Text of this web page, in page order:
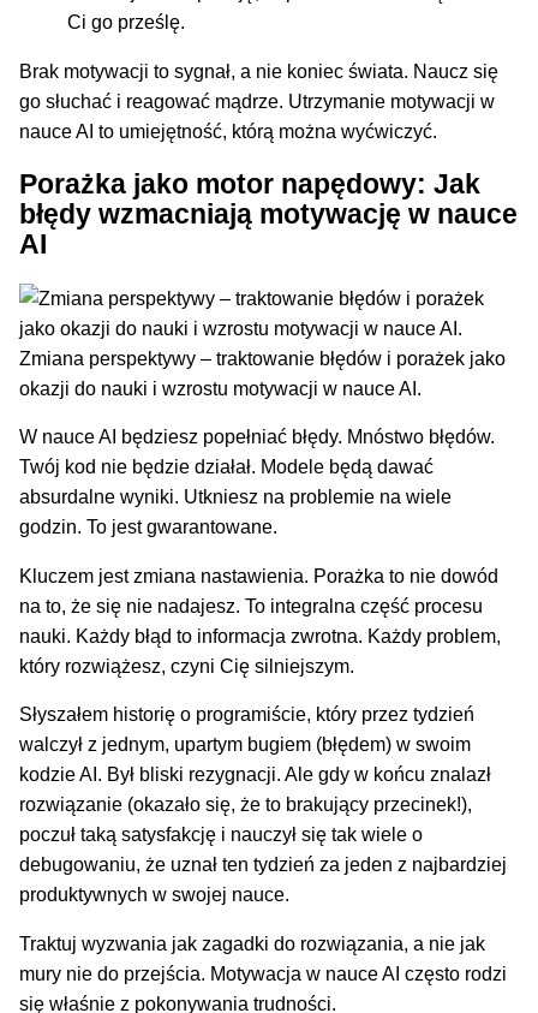
Ci go prześlę.
Brak motywacji to sygnał, a nie koniec świata. Naucz się
go słuchać i reagować mądrze. Utrzymanie motywacji w
nauce AI to umiejętność, którą można wyćwiczyć.
Porażka jako motor napędowy: Jak
błędy wzmacniają motywację w nauce
AI
Zmiana perspektywy – traktowanie błędów i porażek jako
okazji do nauki i wzrostu motywacji w nauce AI.
W nauce AI będziesz popełniać błędy. Mnóstwo błędów.
Twój kod nie będzie działał. Modele będą dawać
absurdalne wyniki. Utkniesz na problemie na wiele
godzin. To jest gwarantowane.
Kluczem jest zmiana nastawienia. Porażka to nie dowód
na to, że się nie nadajesz. To integralna część procesu
nauki. Każdy błąd to informacja zwrotna. Każdy problem,
który rozwiążesz, czyni Cię silniejszym.
Słyszałem historię o programiście, który przez tydzień
walczył z jednym, upartym bugiem (błędem) w swoim
kodzie AI. Był bliski rezygnacji. Ale gdy w końcu znalazł
rozwiązanie (okazało się, że to brakujący przecinek!),
poczuł taką satysfakcję i nauczył się tak wiele o
debugowaniu, że uznał ten tydzień za jeden z najbardziej
produktywnych w swojej nauce.
Traktuj wyzwania jak zagadki do rozwiązania, a nie jak
mury nie do przejścia. Motywacja w nauce AI często rodzi
się właśnie z pokonywania trudności.